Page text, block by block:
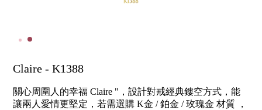
Claire - K1388
關心周圍人的幸福 Claire "，設計對戒經典鏤空方式，能
讓兩人愛情更堅定，若需選購 K金 / 鉑金 / 玫瑰金 材質 ，